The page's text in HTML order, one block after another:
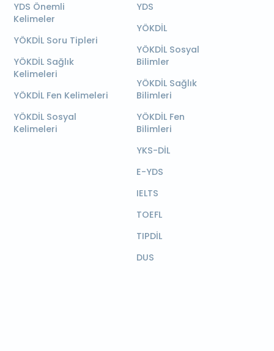
YDS Önemli
Kelimeler
YÖKDİL Soru Tipleri
YÖKDİL Sağlık
Kelimeleri
YÖKDİL Fen Kelimeleri
YÖKDİL Sosyal
Kelimeleri
YDS
YÖKDİL
YÖKDİL Sosyal
Bilimler
YÖKDİL Sağlık
Bilimleri
YÖKDİL Fen
Bilimleri
YKS-DİL
E-YDS
IELTS
TOEFL
TIPDİL
DUS